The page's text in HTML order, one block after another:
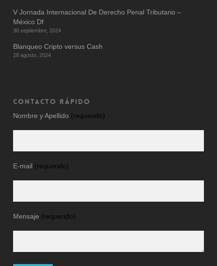
V Jornada Internacional De Derecho Penal Tributario –
México Df
30 septiembre, 2024
Blanqueo Cripto versus Cash
28 agosto, 2024
CONTACTO RÁPIDO
Nombre y Apellido (requerido)
E-mail (requerido)
Mensaje (requerido)